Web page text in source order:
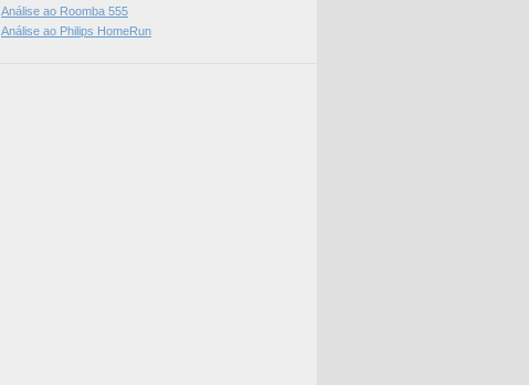
Análise ao Roomba 555
Análise ao Philips HomeRun